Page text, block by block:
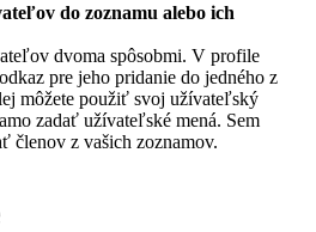
do zoznamu alebo ich
dvoma spôsobmi. V profile
pre jeho pridanie do jedného z
môžete použiť svoj užívateľský
zadať užívateľské mená. Sem
členov z vašich zoznamov.